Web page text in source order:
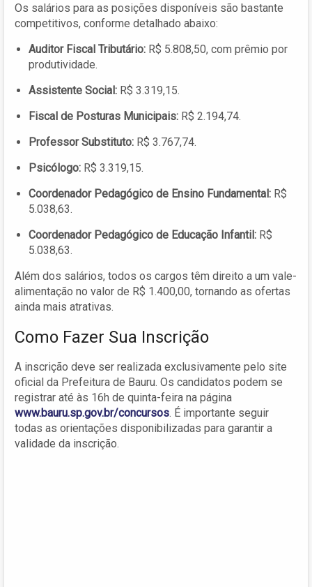
Os salários para as posições disponíveis são bastante
competitivos, conforme detalhado abaixo:
Auditor Fiscal Tributário: R$ 5.808,50, com prêmio por
produtividade.
Assistente Social: R$ 3.319,15.
Fiscal de Posturas Municipais: R$ 2.194,74.
Professor Substituto: R$ 3.767,74.
Psicólogo: R$ 3.319,15.
Coordenador Pedagógico de Ensino Fundamental: R$
5.038,63.
Coordenador Pedagógico de Educação Infantil: R$
5.038,63.
Além dos salários, todos os cargos têm direito a um vale-
alimentação no valor de R$ 1.400,00, tornando as ofertas
ainda mais atrativas.
Como Fazer Sua Inscrição
A inscrição deve ser realizada exclusivamente pelo site
oficial da Prefeitura de Bauru. Os candidatos podem se
registrar até às 16h de quinta-feira na página
www.bauru.sp.gov.br/concursos. É importante seguir
todas as orientações disponibilizadas para garantir a
validade da inscrição.